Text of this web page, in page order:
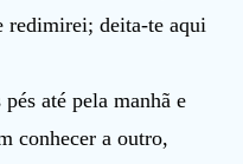
redimirei; deita-te aqui
até pela manhã e
conhecer a outro,